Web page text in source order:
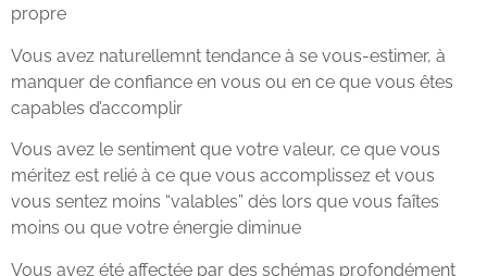
propre
Vous avez naturellemnt tendance à se vous-estimer, à
manquer de confiance en vous ou en ce que vous êtes
capables d’accomplir
Vous avez le sentiment que votre valeur, ce que vous
méritez est relié à ce que vous accomplissez et vous
vous sentez moins “valables” dès lors que vous faîtes
moins ou que votre énergie diminue
Vous avez été affectée par des schémas profondément